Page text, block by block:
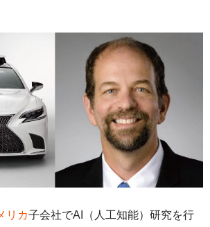
リカ子会社でAI（人工知能）研究を行